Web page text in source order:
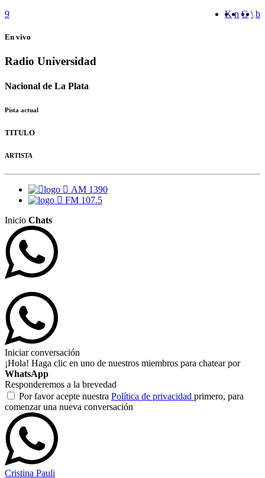
En vivo
Radio Universidad
Nacional de La Plata
Pista actual
TITULO
ARTISTA
AM 1390
FM 107.5
Inicio Chats
Iniciar conversación
¡Hola! Haga clic en uno de nuestros miembros para chatear por
WhatsApp
Responderemos a la brevedad
Por favor acepte nuestra Política de privacidad primero, para
comenzar una nueva conversación
Cristina Pauli